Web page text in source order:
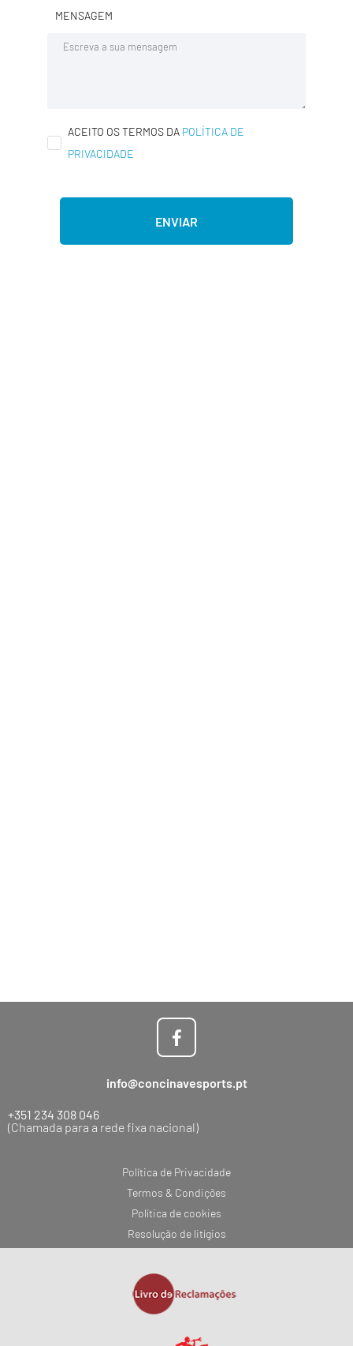
MENSAGEM
ACEITO OS TERMOS DA POLÍTICA DE
PRIVACIDADE
ENVIAR
Política de Privacidade
Termos & Condições
Política de cookies
Resolução de litígios
info@concinavesports.pt
+351 234 308 046
(Chamada para a rede fixa nacional)